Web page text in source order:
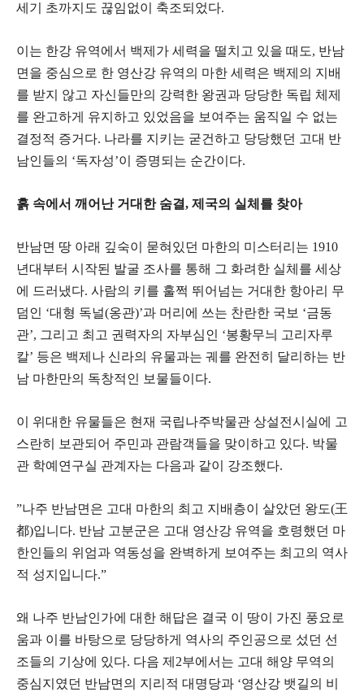
세기 초까지도 끊임없이 축조되었다.
​이는 한강 유역에서 백제가 세력을 떨치고 있을 때도, 반남
면을 중심으로 한 영산강 유역의 마한 세력은 백제의 지배
를 받지 않고 자신들만의 강력한 왕권과 당당한 독립 체제
를 완고하게 유지하고 있었음을 보여주는 움직일 수 없는
결정적 증거다. 나라를 지키는 굳건하고 당당했던 고대 반
남인들의 ‘독자성’이 증명되는 순간이다.
흙 속에서 깨어난 거대한 숨결, 제국의 실체를 찾아
​반남면 땅 아래 깊숙이 묻혀있던 마한의 미스터리는 1910
년대부터 시작된 발굴 조사를 통해 그 화려한 실체를 세상
에 드러냈다. 사람의 키를 훌쩍 뛰어넘는 거대한 항아리 무
덤인 ‘대형 독널(옹관)’과 머리에 쓰는 찬란한 국보 ‘금동
관’, 그리고 최고 권력자의 자부심인 ‘봉황무늬 고리자루
칼’ 등은 백제나 신라의 유물과는 궤를 완전히 달리하는 반
남 마한만의 독창적인 보물들이다.
​이 위대한 유물들은 현재 국립나주박물관 상설전시실에 고
스란히 보관되어 주민과 관람객들을 맞이하고 있다. 박물
관 학예연구실 관계자는 다음과 같이 강조했다.
​”나주 반남면은 고대 마한의 최고 지배층이 살았던 왕도(王
都)입니다. 반남 고분군은 고대 영산강 유역을 호령했던 마
한인들의 위엄과 역동성을 완벽하게 보여주는 최고의 역사
적 성지입니다.”
​왜 나주 반남인가에 대한 해답은 결국 이 땅이 가진 풍요로
움과 이를 바탕으로 당당하게 역사의 주인공으로 섰던 선
조들의 기상에 있다. 다음 제2부에서는 고대 해양 무역의
중심지였던 반남면의 지리적 대명당과 ‘영산강 뱃길의 비